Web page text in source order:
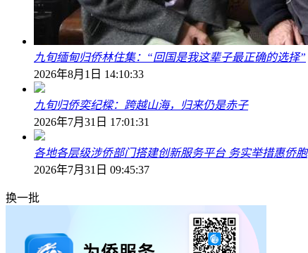
九旬缅甸归侨林住集：“回国是我这辈子最正确的选择”
2026年8月1日 14:10:33
九旬归侨奕纪樑：跨越山海，归来仍是赤子
2026年7月31日 17:01:31
各地各层级涉侨部门搭建创新服务平台 务实举措惠侨胞
2026年7月31日 09:45:37
换一批